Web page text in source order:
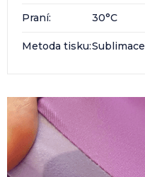
Praní: 30°C
Metoda tisku:Sublimace